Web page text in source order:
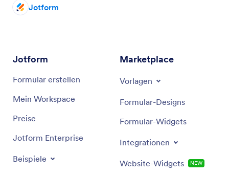
Jotform
Jotform
Formular erstellen
Mein Workspace
Preise
Jotform Enterprise
Beispiele
Marketplace
Vorlagen
Formular-Designs
Formular-Widgets
Integrationen
Website-Widgets NEW